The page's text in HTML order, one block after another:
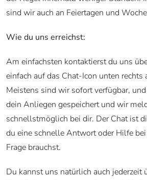
sind wir auch an Feiertagen und
Wie du uns erreichst:
Am einfachsten kontaktierst du uns
einfach auf das Chat-Icon unten rechts
Meistens sind wir sofort verfügbar,
dein Anliegen gespeichert und wir
schnellstmöglich bei dir. Der Chat ist
du eine schnelle Antwort oder Hilfe
Frage brauchst.
Du kannst uns natürlich auch jederzeit